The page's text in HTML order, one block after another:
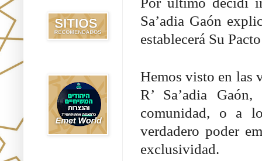
Sa’adia Gaón
establecerá Su
Hemos visto en las
R’ Sa’adia
comunidad, o a
verdadero poder
exclusividad.